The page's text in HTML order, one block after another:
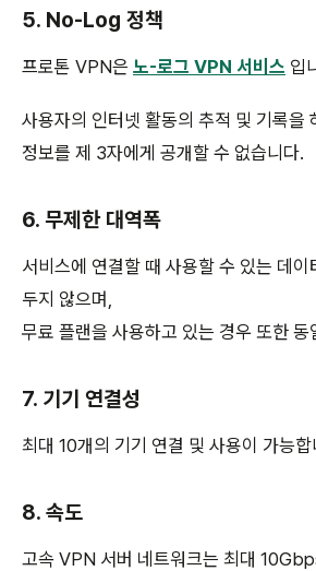
5. No-Log 정책
프로톤 VPN은 노-로그 VPN 서비스 입
사용자의 인터넷 활동의 추적 및 기록을
정보를 제 3자에게 공개할 수 없습니다.
6. 무제한 대역폭
서비스에 연결할 때 사용할 수 있는 데이
두지 않으며,
무료 플랜을 사용하고 있는 경우 또한 동
7. 기기 연결성
최대 10개의 기기 연결 및 사용이 가능합
8. 속도
고속 VPN 서버 네트워크는 최대